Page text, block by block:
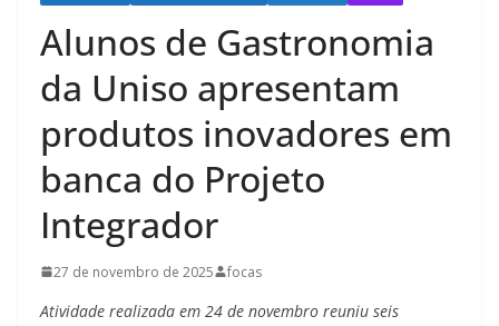
Alunos de Gastronomia
da Uniso apresentam
produtos inovadores em
banca do Projeto
Integrador
27 de novembro de 2025 focas
Atividade realizada em 24 de novembro reuniu seis